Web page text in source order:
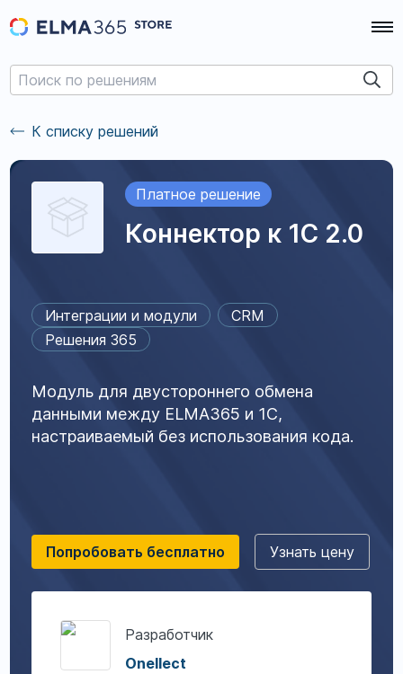
К списку решений
Платное решение
Коннектор к 1С 2.0
Интеграции и модули
CRM
Решения 365
Модуль для двустороннего обмена
данными между ELMA365 и 1С,
настраиваемый без использования кода.
Попробовать бесплатно Узнать цену
Разработчик
Onellect